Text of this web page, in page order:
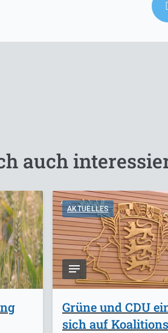
auch
AKTUELLES
Grüne und CDU
sich auf